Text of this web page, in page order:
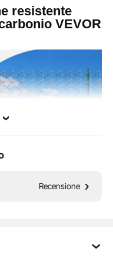
resistente
VEVOR
Recensione